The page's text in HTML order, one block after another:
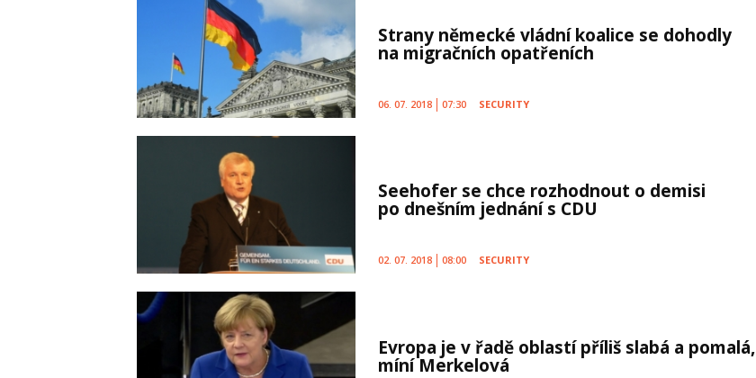
Strany německé vládní koalice se dohodly
na migračních opatřeních
06. 07. 2018 07:30 SECURITY
Seehofer se chce rozhodnout o demisi
po dnešním jednání s CDU
02. 07. 2018 08:00 SECURITY
Evropa je v řadě oblastí příliš slabá a pomalá,
míní Merkelová